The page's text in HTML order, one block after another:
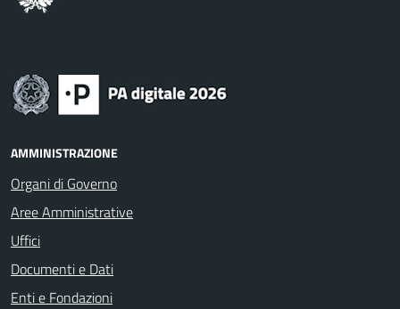
AMMINISTRAZIONE
Organi di Governo
Aree Amministrative
Uffici
Documenti e Dati
Enti e Fondazioni